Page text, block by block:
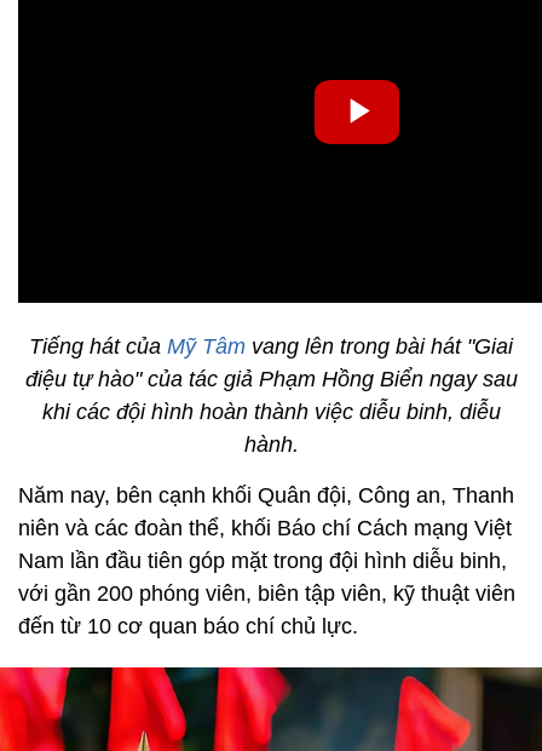
Tiếng hát của Mỹ Tâm vang lên trong bài hát "Giai
điệu tự hào" của tác giả Phạm Hồng Biển ngay sau
khi các đội hình hoàn thành việc diễu binh, diễu
hành.
Năm nay, bên cạnh khối Quân đội, Công an, Thanh
niên và các đoàn thể, khối Báo chí Cách mạng Việt
Nam lần đầu tiên góp mặt trong đội hình diễu binh,
với gần 200 phóng viên, biên tập viên, kỹ thuật viên
đến từ 10 cơ quan báo chí chủ lực.